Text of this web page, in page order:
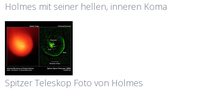
Holmes mit seiner hellen, inneren Koma
Spitzer Teleskop Foto von Holmes